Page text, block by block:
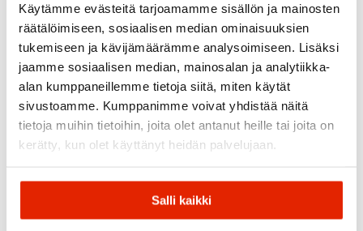
Käytämme evästeitä tarjoamamme sisällön ja mainosten
räätälöimiseen, sosiaalisen median ominaisuuksien
tukemiseen ja kävijämäärämme analysoimiseen. Lisäksi
jaamme sosiaalisen median, mainosalan ja analytiikka-
alan kumppaneillemme tietoja siitä, miten käytät
sivustoamme. Kumppanimme voivat yhdistää näitä
tietoja muihin tietoihin, joita olet antanut heille tai joita on
kerätty, kun olet käyttänyt heidän palvelujaan.
Salli kaikki
Swix
price
price
Swix V40
Vauhti
Pure
Grip
10°C
Swix
Original
price
8,90€
Current
price
Swix
Vauhti
Cleaner
Swix
price
price